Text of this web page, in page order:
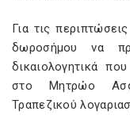
Για τις
δωροσήμου να
δικαιολογητικά
στο Μητρώο
Τραπεζικού